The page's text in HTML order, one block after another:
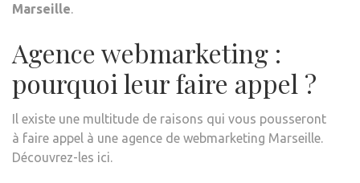
Marseille.
Agence webmarketing :
pourquoi leur faire appel ?
Il existe une multitude de raisons qui vous pousseront
à faire appel à une agence de webmarketing Marseille.
Découvrez-les ici.